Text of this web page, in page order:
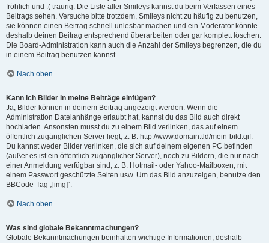
fröhlich und :( traurig. Die Liste aller Smileys kannst du beim Verfassen eines
Beitrags sehen. Versuche bitte trotzdem, Smileys nicht zu häufig zu benutzen,
sie können einen Beitrag schnell unlesbar machen und ein Moderator könnte
deshalb deinen Beitrag entsprechend überarbeiten oder gar komplett löschen.
Die Board-Administration kann auch die Anzahl der Smileys begrenzen, die du
in einem Beitrag benutzen kannst.
Nach oben
Kann ich Bilder in meine Beiträge einfügen?
Ja, Bilder können in deinem Beitrag angezeigt werden. Wenn die
Administration Dateianhänge erlaubt hat, kannst du das Bild auch direkt
hochladen. Ansonsten musst du zu einem Bild verlinken, das auf einem
öffentlich zugänglichen Server liegt, z. B. http://www.domain.tld/mein-bild.gif.
Du kannst weder Bilder verlinken, die sich auf deinem eigenen PC befinden
(außer es ist ein öffentlich zugänglicher Server), noch zu Bildern, die nur nach
einer Anmeldung verfügbar sind, z. B. Hotmail- oder Yahoo-Mailboxen, mit
einem Passwort geschützte Seiten usw. Um das Bild anzuzeigen, benutze den
BBCode-Tag „[img]“.
Nach oben
Was sind globale Bekanntmachungen?
Globale Bekanntmachungen beinhalten wichtige Informationen, deshalb